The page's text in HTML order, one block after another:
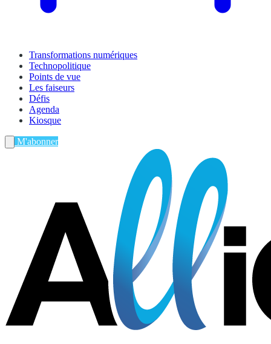
Transformations numériques
Technopolitique
Points de vue
Les faiseurs
Défis
Agenda
Kiosque
M'abonner